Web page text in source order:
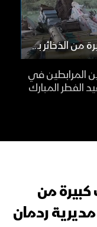
ضبط أسلحة نوعية وكميات كبيرة من الذخائر بعد وأد الفتنة في مديرية ردمان بمحافظة البيضاء
المرابطين في
الفطر المبارك
الصومعة
– البيضاء
من
مديرية ردمان